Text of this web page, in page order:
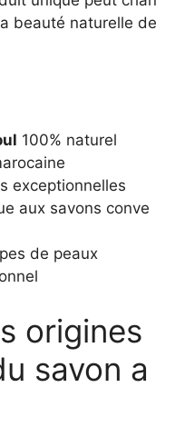
beauté naturelle de
100% naturel
exceptionnelles
aux savons conve
de peaux
origines
savon a